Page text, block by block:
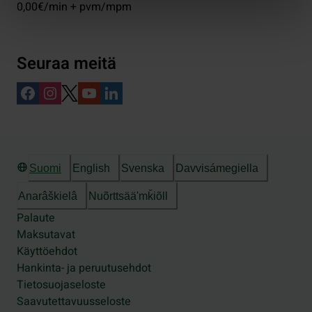
0,00€/min + pvm/mpm
Seuraa meitä
Suomi English Svenska Davvisámegiella
Anarâškielâ Nuõrttsääʹmǩiõll
Palaute
Maksutavat
Käyttöehdot
Hankinta- ja peruutusehdot
Tietosuojaseloste
Saavutettavuusseloste